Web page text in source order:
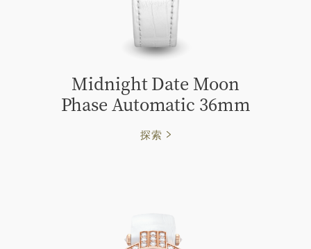
Midnight Date Moon
Phase Automatic 36mm
探索